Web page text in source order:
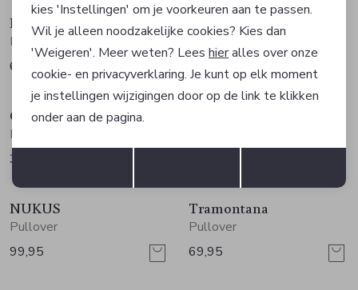
In Shape
Pullover
69,99
Geisha
30,00
Sale
Geisha
Pullover
35,00
NUKUS
Pullover
99,95
Tramontana
Pullover
69,95
Terug Opslaan
kies 'Instellingen' om je voorkeuren aan te passen.
Wil je alleen noodzakelijke cookies? Kies dan
'Weigeren'. Meer weten? Lees hieralles over onze
cookie- en privacyverklaring. Je kunt op elk moment
je instellingen wijzigingen door op de link te klikken
onder aan de pagina.